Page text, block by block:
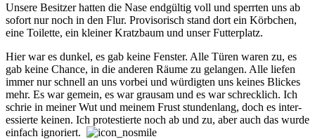
Unsere Besitzer hatten die Nase end­gültig voll und sperr­ten uns ab
sofort nur noch in den Flur. Pro­vi­so­risch stand dort ein Körb­chen,
eine Toi­lette, ein klein­er Kratz­baum und unser Futter­platz.
Hier war es dunkel, es gab keine Fenster. Alle Türen waren zu, es
gab keine Chance, in die anderen Räume zu ge­lang­en. Alle liefen
immer nur schnell an uns vorbei und wür­dig­ten uns kein­es Blick­es
mehr. Es war gemein, es war grau­sam und es war schreck­lich. Ich
schrie in meiner Wut und mei­nem Frust stun­den­lang, doch es in­ter­
ess­ier­te keinen. Ich pro­tes­tier­te noch ab und zu, aber auch das wurde
ein­fach ig­nor­iert.